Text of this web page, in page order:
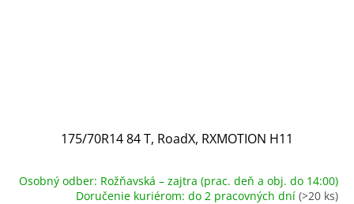
175/70R14 84 T, RoadX, RXMOTION H11
Osobný odber: Rožňavská – zajtra (prac. deň a obj. do 14:00)
Doručenie kuriérom: do 2 pracovných dní (>20 ks)